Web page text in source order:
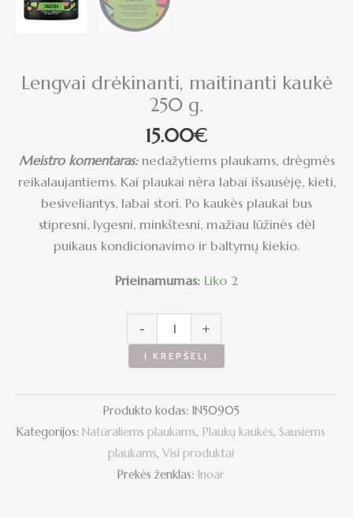
Lengvai drėkinanti, maitinanti kaukė
250 g.
15.00€
Meistro komentaras: nedažytiems plaukams, drėgmės
reikalaujantiems. Kai plaukai nėra labai išsausėję, kieti,
besiveliantys, labai stori. Po kaukės plaukai bus
stipresni, lygesni, minkštesni, mažiau lūžinės dėl
puikaus kondicionavimo ir baltymų kiekio.
Prieinamumas: Liko 2
- +
Į KREPŠELĮ
Produkto kodas: IN50905
Kategorijos: Natūraliems plaukams, Plaukų kaukės, Sausiems
plaukams, Visi produktai
Prekės ženklas: Inoar